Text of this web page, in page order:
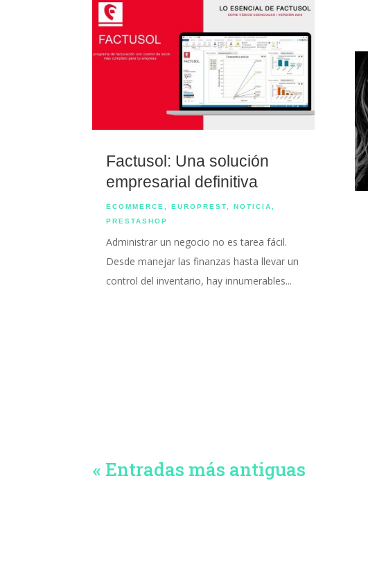
Factusol: Una solución
empresarial definitiva
ECOMMERCE ,EUROPREST ,NOTICIA
PRESTASHOP
Administrar un negocio no es tarea fácil.
Desde manejar las finanzas hasta llevar un
control del inventario, hay innumerables...
« Entradas más antiguas